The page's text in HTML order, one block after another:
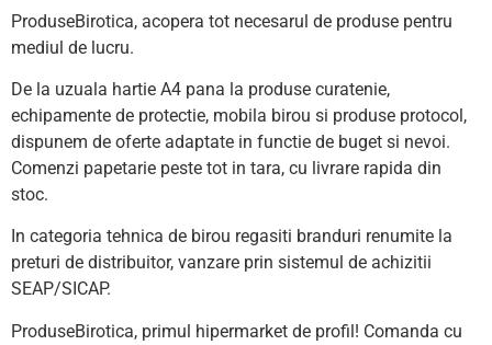
ProduseBirotica, acopera tot necesarul de produse pentru
mediul de lucru.
De la uzuala hartie A4 pana la produse curatenie,
echipamente de protectie, mobila birou si produse protocol,
dispunem de oferte adaptate in functie de buget si nevoi.
Comenzi papetarie peste tot in tara, cu livrare rapida din
stoc.
In categoria tehnica de birou regasiti branduri renumite la
preturi de distribuitor, vanzare prin sistemul de achizitii
SEAP/SICAP.
ProduseBirotica, primul hipermarket de profil! Comanda cu